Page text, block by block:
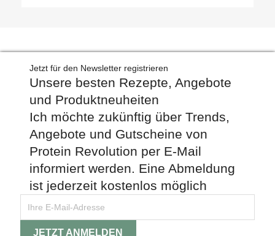
Jetzt für den Newsletter registrieren
Unsere besten Rezepte, Angebote
und Produktneuheiten
Ich möchte zukünftig über Trends,
Angebote und Gutscheine von
Protein Revolution per E-Mail
informiert werden. Eine Abmeldung
ist jederzeit kostenlos möglich